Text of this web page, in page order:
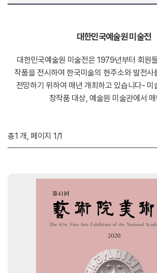
대한민국예술원 미술전
대한민국예술원 미술전은 1979년부터 회원
작품을 전시하여 한국미술의 현주소와 발전사
전망하기 위하여 매년 개최하고 있습니다- 미
창작품 대상, 예술원 미술관에서 매
총1 개, 페이지 1/1